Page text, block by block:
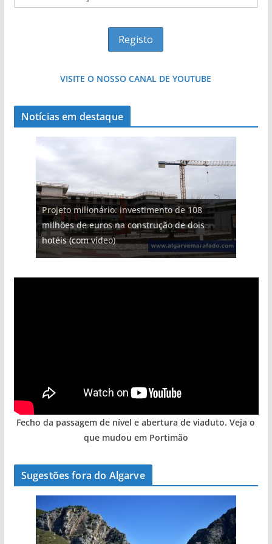
VISITE O NOSSO CANAL DE YOUTUBE
Notícias em destaque
Projeto milionário: investimento de 108
milhões de euros na construção de dois
hotéis (com vídeo)
Fecho da passagem de nível e abertura de viaduto. Veja o
que mudou em Portimão
Sugestões fora do Algarve